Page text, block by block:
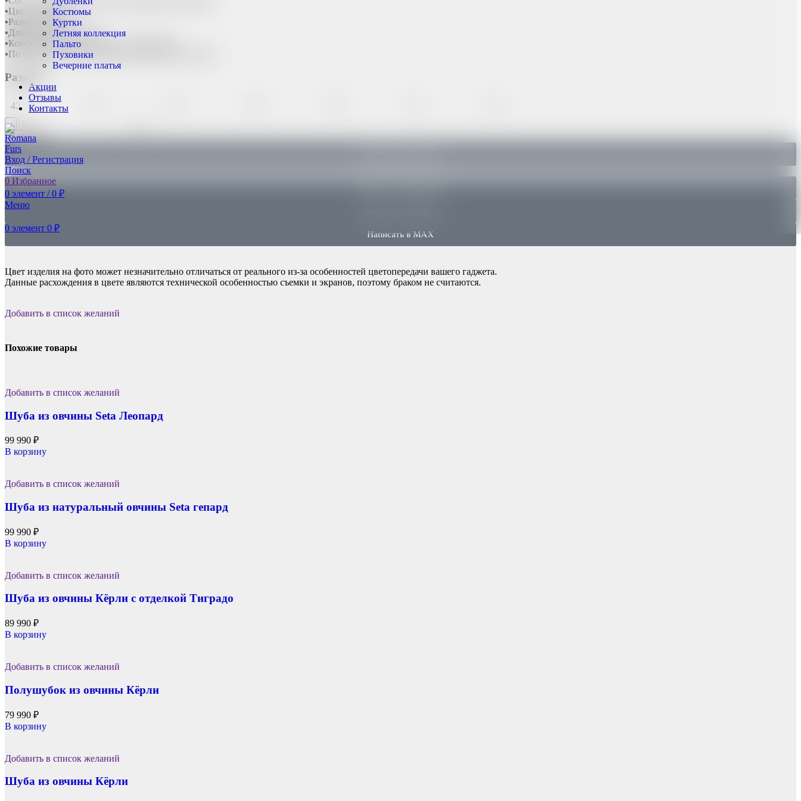
Костюмы
Куртки
Летняя коллекция
Пальто
Пуховики
Вечерние платья
Акции
Отзывы
Контакты
Вход / Регистрация
Поиск
0 Избранное
0 элемент / 0 ₽
Меню
0 элемент 0 ₽
▪️Цвет: бежевый
▪️Размеры 40-54
▪️Длина изделия: 110 см
▪️Комфортная температура до -30 градусов
▪️По вашему желанию можно менять длину изделия
Размер:
42
В корзину
Написать в MAX
Цвет изделия на фото может незначительно отличаться от реального из-за особенностей цветопередачи вашего гаджета.
Данные расхождения в цвете являются технической особенностью съемки и экранов, поэтому браком не считаются.
Добавить в список желаний
Похожие товары
Добавить в список желаний
Шуба из овчины Seta Леопард
99 990 ₽
В корзину
Добавить в список желаний
Шуба из натуральный овчины Seta гепард
99 990 ₽
В корзину
Добавить в список желаний
Шуба из овчины Кёрли с отделкой Тиградо
89 990 ₽
В корзину
Добавить в список желаний
Полушубок из овчины Кёрли
79 990 ₽
В корзину
Добавить в список желаний
Шуба из овчины Кёрли